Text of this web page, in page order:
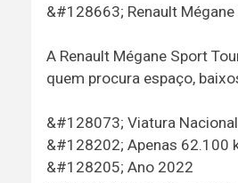
&#128663; Renault
A Renault Mégane Sport
quem procura espaço,
&#128073; Viatura
&#128202; Apenas 62.100
&#128205; Ano 2022